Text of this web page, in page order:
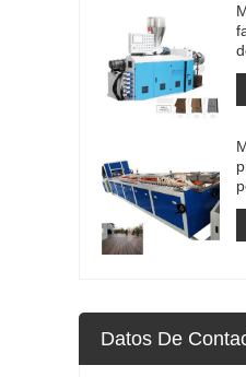
Datos De